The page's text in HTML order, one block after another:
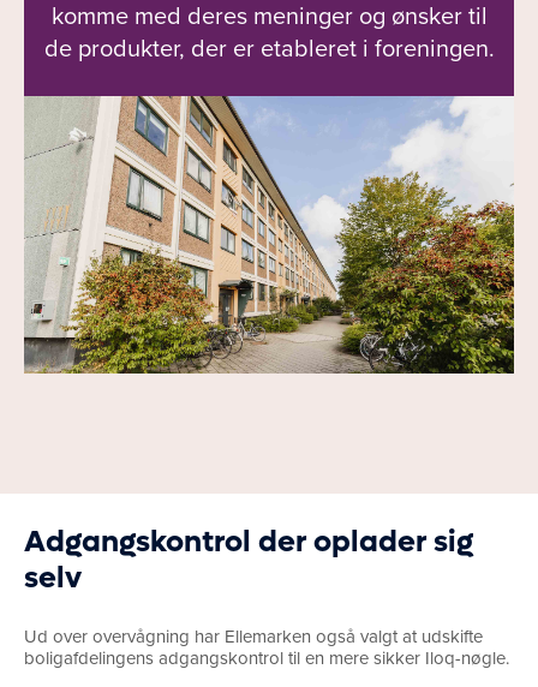
komme med deres meninger og ønsker til
de produkter, der er etableret i foreningen.
Adgangskontrol der oplader sig
selv
Ud over overvågning har Ellemarken også valgt at udskifte
boligafdelingens adgangskontrol til en mere sikker Iloq-nøgle.